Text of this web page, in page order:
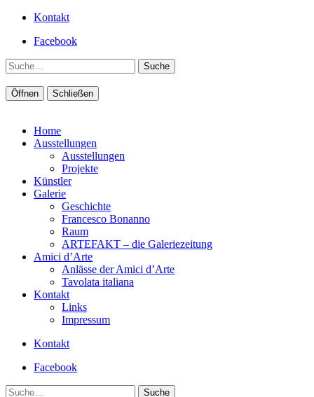
Kontakt
Facebook
Suche
Öffnen Schließen
Home
Ausstellungen
Ausstellungen
Projekte
Künstler
Galerie
Geschichte
Francesco Bonanno
Raum
ARTEFAKT – die Galeriezeitung
Amici d’Arte
Anlässe der Amici d’Arte
Tavolata italiana
Kontakt
Links
Impressum
Kontakt
Facebook
Suche